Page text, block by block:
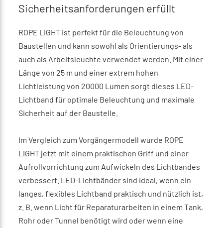
Sicherheitsanforderungen erfüllt
ROPE LIGHT ist perfekt für die Beleuchtung von
Baustellen und kann sowohl als Orientierungs- als
auch als Arbeitsleuchte verwendet werden. Mit einer
Länge von 25 m und einer extrem hohen
Lichtleistung von 20000 Lumen sorgt dieses LED-
Lichtband für optimale Beleuchtung und maximale
Sicherheit auf der Baustelle.
Im Vergleich zum Vorgängermodell wurde ROPE
LIGHT jetzt mit einem praktischen Griff und einer
Aufrollvorrichtung zum Aufwickeln des Lichtbandes
verbessert. LED-Lichtbänder sind ideal, wenn ein
langes, flexibles Lichtband praktisch und nützlich ist,
z. B. wenn Licht für Reparaturarbeiten in einem Tank,
Rohr oder Tunnel benötigt wird oder wenn eine